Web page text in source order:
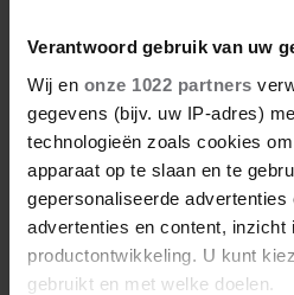
Verantwoord gebruik van uw
Wij en onze 1022 partners
gegevens (bijv. uw IP-adres)
technologieën zoals cookies
apparaat op te slaan en te
gepersonaliseerde
advertenties en content, inzicht
productontwikkeling. U kunt
gebruikt en met welke doelen.